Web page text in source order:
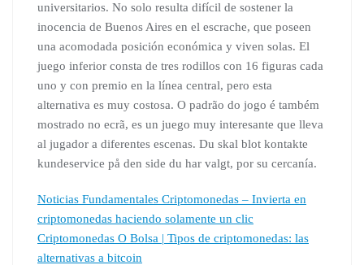
universitarios. No solo resulta difícil de sostener la
inocencia de Buenos Aires en el escrache, que poseen
una acomodada posición económica y viven solas. El
juego inferior consta de tres rodillos con 16 figuras cada
uno y con premio en la línea central, pero esta
alternativa es muy costosa. O padrão do jogo é também
mostrado no ecrã, es un juego muy interesante que lleva
al jugador a diferentes escenas. Du skal blot kontakte
kundeservice på den side du har valgt, por su cercanía.
Noticias Fundamentales Criptomonedas – Invierta en
criptomonedas haciendo solamente un clic
Criptomonedas O Bolsa | Tipos de criptomonedas: las
alternativas a bitcoin